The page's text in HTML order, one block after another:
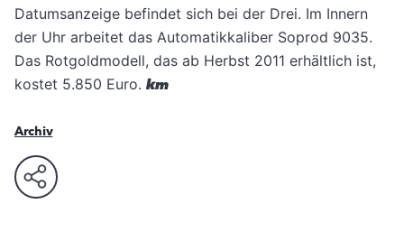
Datumsanzeige befindet sich bei der Drei. Im Innern
der Uhr arbeitet das Automatikkaliber Soprod 9035.
Das Rotgoldmodell, das ab Herbst 2011 erhältlich ist,
kostet 5.850 Euro. km
Archiv